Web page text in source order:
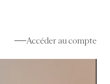
Accéder au compte